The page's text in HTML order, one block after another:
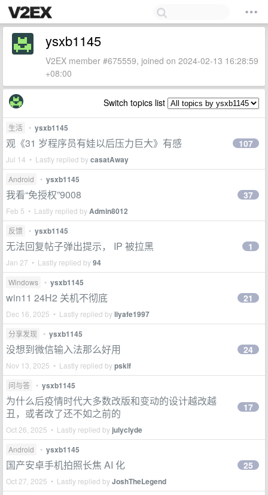
ysxb1145
V2EX member #675559, joined on 2024-02-13 16:28:59
+08:00
Switch topics list
生活 • ysxb1145
观《31 岁程序员有娃以后压力巨大》有感
Jul 14 • Lastly replied bycasatAway
107
Android • ysxb1145
我看“免授权”9008
Feb 5 • Lastly replied byAdmin8012
37
反馈 • ysxb1145
无法回复帖子弹出提示， IP 被拉黑
Jan 27 • Lastly replied by94
1
Windows • ysxb1145
win11 24H2 关机不彻底
Dec 16, 2025 • Lastly replied byliyafe1997
21
分享发现 • ysxb1145
没想到微信输入法那么好用
Nov 13, 2025 • Lastly replied bypsklf
24
问与答 • ysxb1145
为什么后疫情时代大多数改版和变动的设计越改越
丑，或者改了还不如之前的
Oct 26, 2025 • Lastly replied by julyclyde
17
Android • ysxb1145
国产安卓手机拍照长焦 AI 化
Oct 27, 2025 • Lastly replied byJoshTheLegend
25